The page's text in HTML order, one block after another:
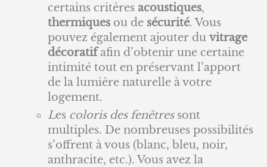
certains critères acoustiques,
thermiques ou de sécurité. Vous
pouvez également ajouter du vitrage
décoratifafin d’obtenir une certaine
intimité tout en préservant l’apport
de la lumière naturelle à votre
logement.
Les coloris des fenêtressont
multiples. De nombreuses possibilités
s’offrent à vous (blanc, bleu, noir,
anthracite, etc.). Vous avez la